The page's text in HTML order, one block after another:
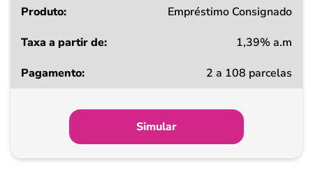
Produto
a
Pagamento
Empréstimo Consignado
1,39% a.m
2 a 108 parcelas
Simular